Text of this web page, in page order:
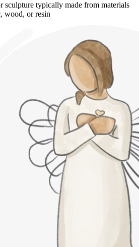
sculpture typically made from materials
wood, or resin